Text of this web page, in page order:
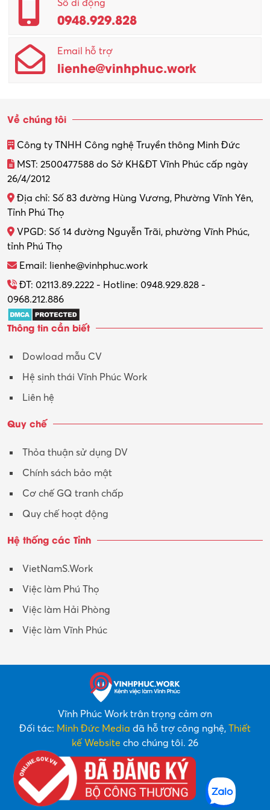
Quản lý chất lượng – QC
Quản lý sản xuất
Quản trị kinh doanh
Thiết kế nội thất
Thợ máy – Ô tô – Xe máy
Thực tập
Tổ chức sự kiện – Quà tặng
Trợ lý
Tư vấn
Tư vấn – Kiến trúc
Y tế-Dược
Số di động
0948.929.828
Email hỗ trợ
lienhe@vinhphuc.work
Về chúng tôi
Công ty TNHH Công nghệ Truyền thông Minh Đức
MST: 2500477588 do Sở KH&ĐT Vĩnh Phúc cấp ngày
26/4/2012
Địa chỉ: Số 83 đường Hùng Vương, Phường Vĩnh Yên,
Tỉnh Phú Thọ
VPGD: Số 14 đường Nguyễn Trãi, phường Vĩnh Phúc,
tỉnh Phú Thọ
Email: lienhe@vinhphuc.work
ĐT: 02113.89.2222 - Hotline: 0948.929.828 -
0968.212.886
Thông tin cần biết
Dowload mẫu CV
Hệ sinh thái Vĩnh Phúc Work
Liên hệ
Quy chế
Thỏa thuận sử dụng DV
Chính sách bảo mật
Cơ chế GQ tranh chấp
Quy chế hoạt động
Hệ thống các Tỉnh
VietNamS.Work
Việc làm Phú Thọ
Việc làm Hải Phòng
Việc làm Vĩnh Phúc
Vĩnh Phúc Work trân trọng cảm ơn
Đối tác: Minh Đức Media đã hỗ trợ công nghệ, Thiết
kế Website cho chúng tôi. 26